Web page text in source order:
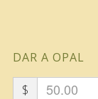
DAR A OPAL
$